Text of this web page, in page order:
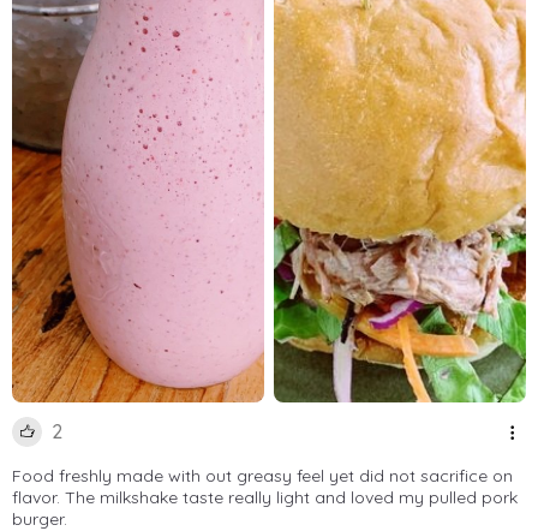
2
Food freshly made with out greasy feel yet did not sacrifice on
flavor. The milkshake taste really light and loved my pulled pork
burger.